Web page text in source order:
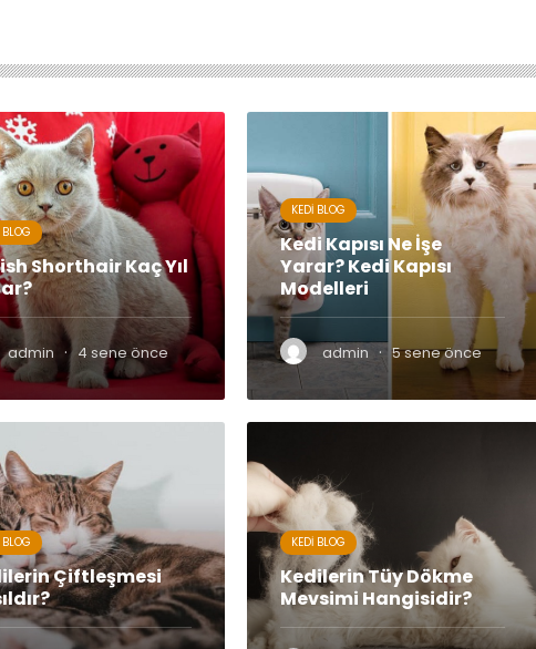
BLOG
Shorthair Kaç Yıl
admin · 4 sene önce
KEDI BLOG
Kedi Kapısı Ne İşe
Yarar? Kedi Kapısı
Modelleri
admin · 5 sene önce
BLOG
Çiftleşmesi
KEDI BLOG
Kedilerin Tüy Dökme
Mevsimi Hangisidir?